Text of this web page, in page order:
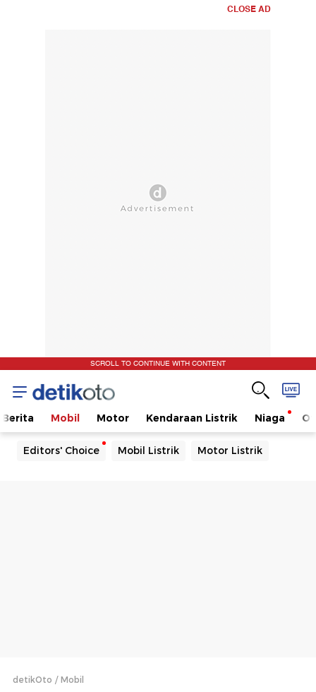
CLOSE AD
SCROLL TO CONTINUE WITH CONTENT
Berita Mobil Motor Kendaraan Listrik Niaga
Editors' Choice Mobil Listrik Motor Listrik
detikOto Mobil